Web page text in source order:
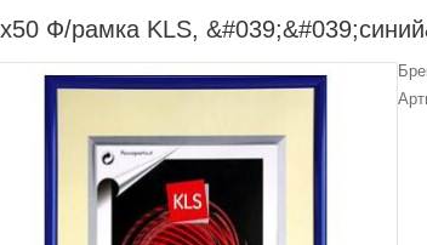
Ф/рамка KLS,